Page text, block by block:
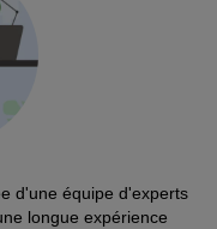
d'une équipe d'experts
longue expérience